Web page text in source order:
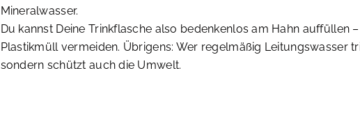
Mineralwasser.
Du kannst Deine Trinkflasche also bedenkenlos am Hahn auffüllen
Plastikmüll vermeiden. Übrigens: Wer regelmäßig Leitungswasser
sondern schützt auch die Umwelt.